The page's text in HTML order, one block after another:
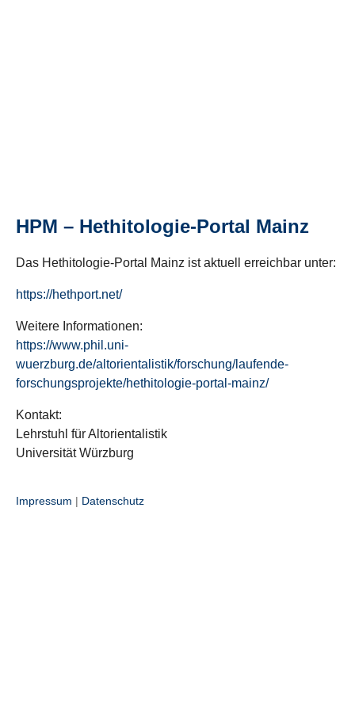
HPM – Hethitologie-Portal Mainz
Das Hethitologie-Portal Mainz ist aktuell erreichbar unter:
https://hethport.net/
Weitere Informationen:
https://www.phil.uni-
wuerzburg.de/altorientalistik/forschung/laufende-
forschungsprojekte/hethitologie-portal-mainz/
Kontakt:
Lehrstuhl für Altorientalistik
Universität Würzburg
Impressum | Datenschutz